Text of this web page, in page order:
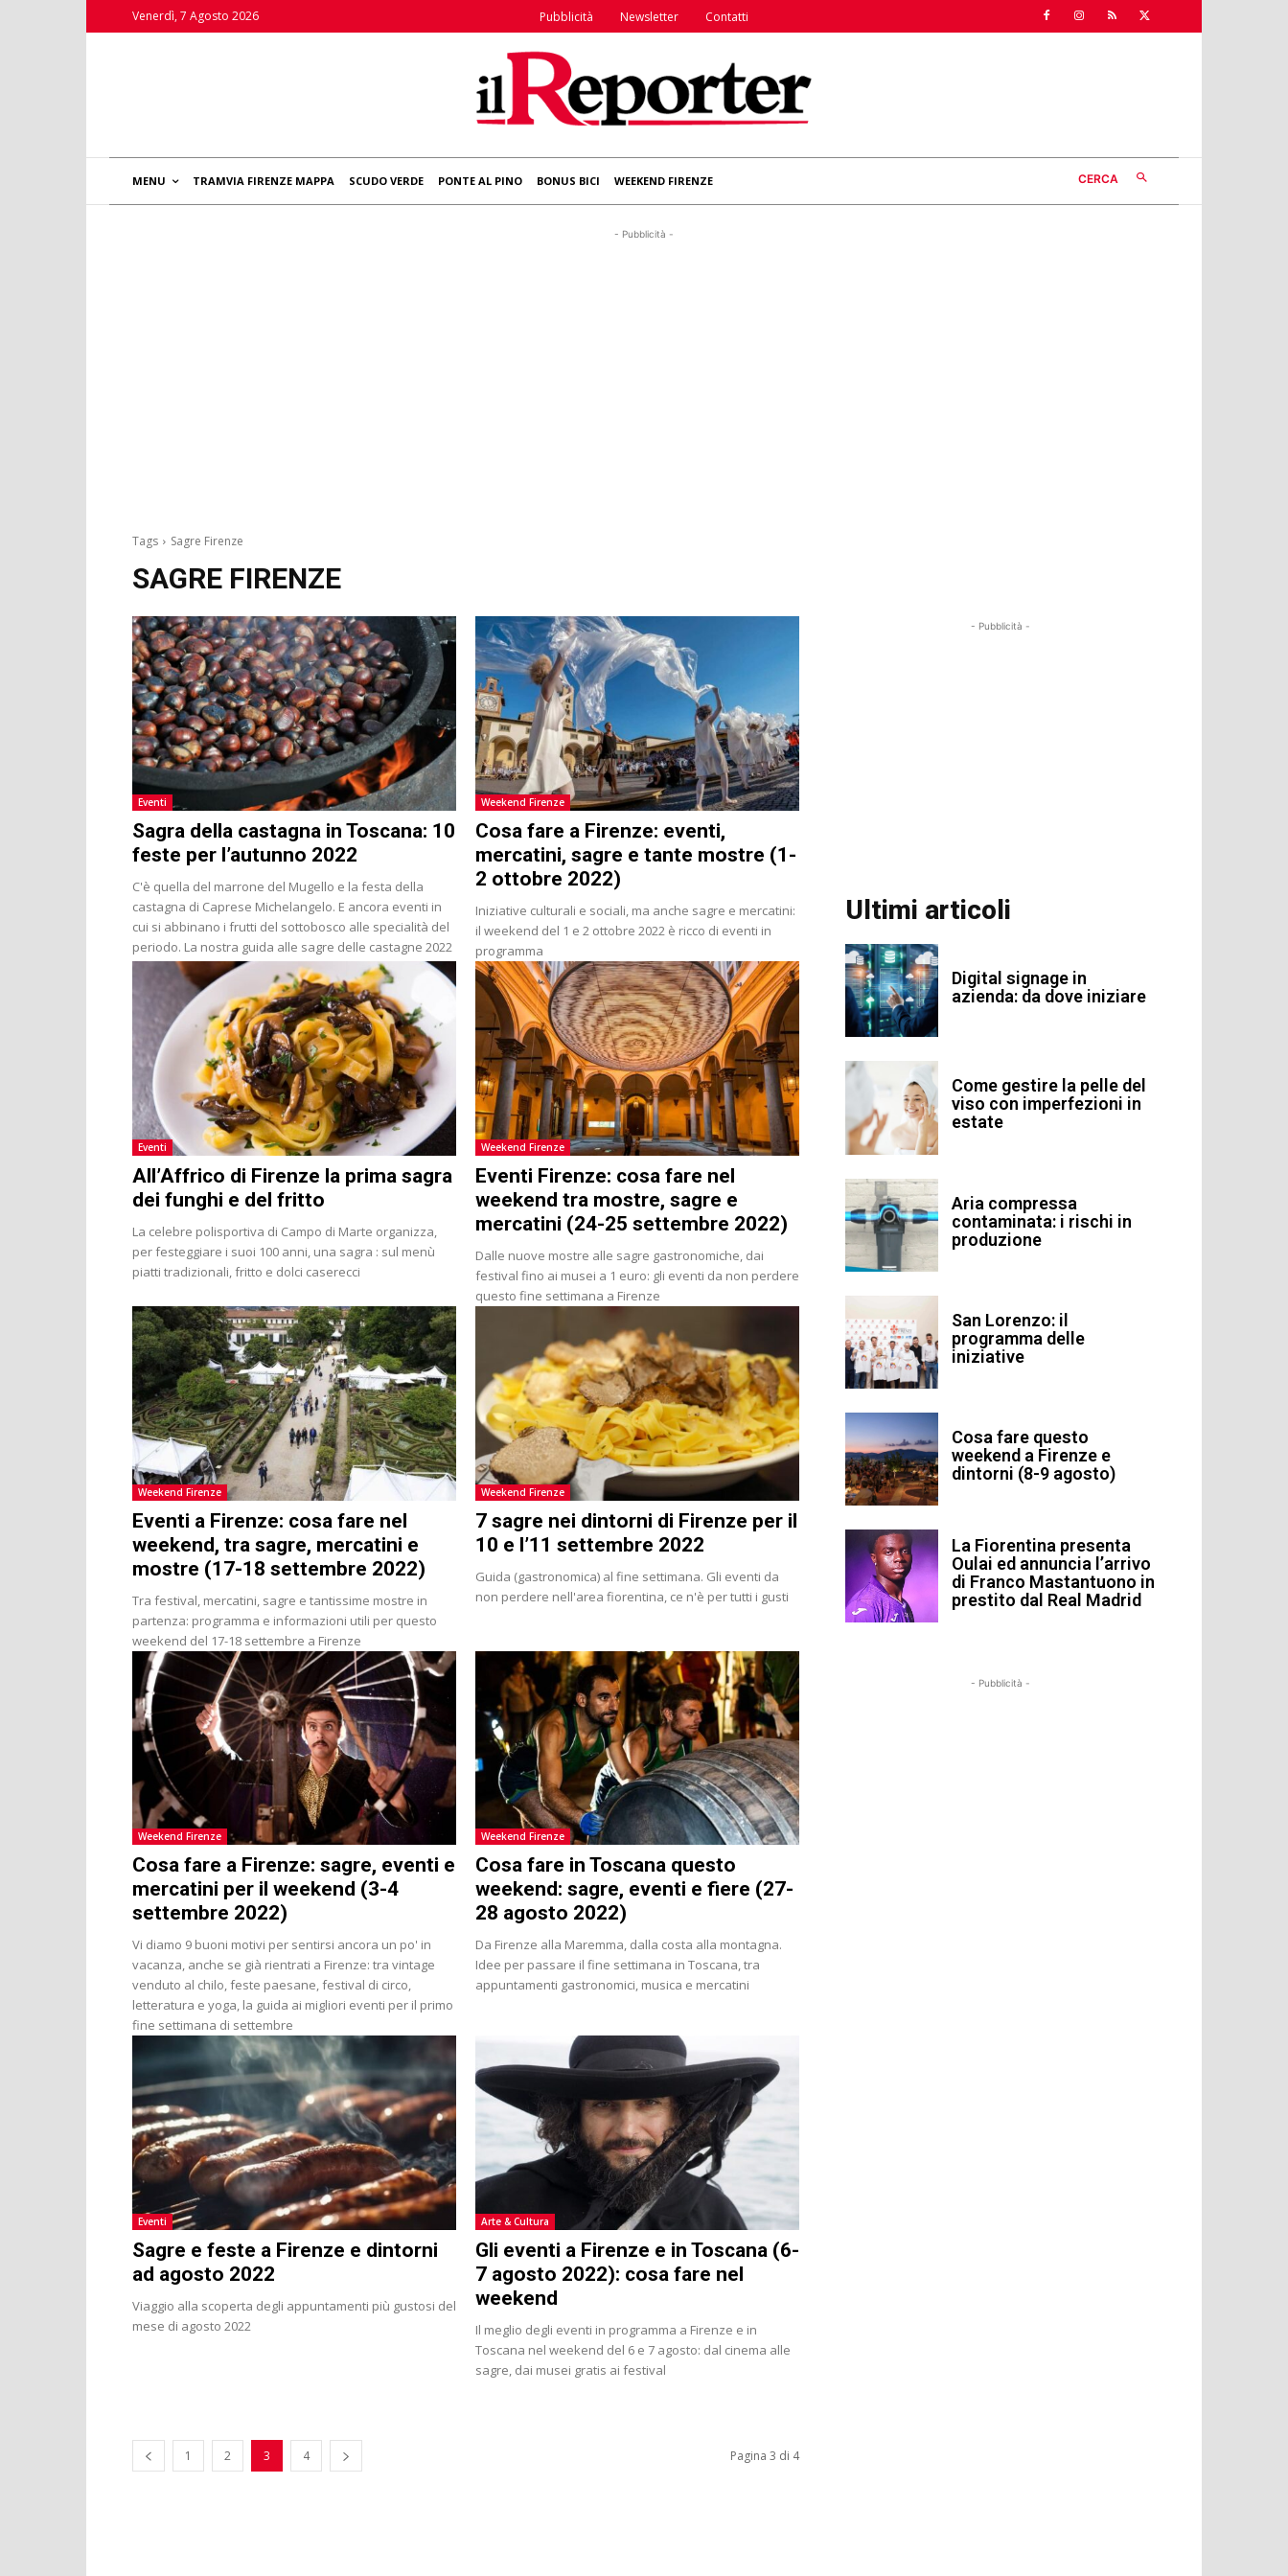
Venerdì, 7 Agosto 2026 Pubblicità Newsletter Contatti
MENU TRAMVIA FIRENZE MAPPA SCUDO VERDE PONTE AL PINO BONUS BICI WEEKEND FIRENZE CERCA
- Pubblicità -
Tags Sagre Firenze
SAGRE FIRENZE
Eventi
Sagra della castagna in Toscana: 10
feste per l’autunno 2022
C'è quella del marrone del Mugello e la festa della
castagna di Caprese Michelangelo. E ancora eventi in
cui si abbinano i frutti del sottobosco alle specialità del
periodo. La nostra guida alle sagre delle castagne 2022
Weekend Firenze
Cosa fare a Firenze: eventi,
mercatini, sagre e tante mostre (1-
2 ottobre 2022)
Iniziative culturali e sociali, ma anche sagre e mercatini:
il weekend del 1 e 2 ottobre 2022 è ricco di eventi in
programma
Eventi
All’Affrico di Firenze la prima sagra
dei funghi e del fritto
La celebre polisportiva di Campo di Marte organizza,
per festeggiare i suoi 100 anni, una sagra : sul menù
piatti tradizionali, fritto e dolci caserecci
Weekend Firenze
Eventi Firenze: cosa fare nel
weekend tra mostre, sagre e
mercatini (24-25 settembre 2022)
Dalle nuove mostre alle sagre gastronomiche, dai
festival fino ai musei a 1 euro: gli eventi da non perdere
questo fine settimana a Firenze
Weekend Firenze
Eventi a Firenze: cosa fare nel
weekend, tra sagre, mercatini e
mostre (17-18 settembre 2022)
Tra festival, mercatini, sagre e tantissime mostre in
partenza: programma e informazioni utili per questo
weekend del 17-18 settembre a Firenze
Weekend Firenze
7 sagre nei dintorni di Firenze per il
10 e l’11 settembre 2022
Guida (gastronomica) al fine settimana. Gli eventi da
non perdere nell'area fiorentina, ce n'è per tutti i gusti
Weekend Firenze
Cosa fare a Firenze: sagre, eventi e
mercatini per il weekend (3-4
settembre 2022)
Vi diamo 9 buoni motivi per sentirsi ancora un po' in
vacanza, anche se già rientrati a Firenze: tra vintage
venduto al chilo, feste paesane, festival di circo,
letteratura e yoga, la guida ai migliori eventi per il primo
fine settimana di settembre
Weekend Firenze
Cosa fare in Toscana questo
weekend: sagre, eventi e fiere (27-
28 agosto 2022)
Da Firenze alla Maremma, dalla costa alla montagna.
Idee per passare il fine settimana in Toscana, tra
appuntamenti gastronomici, musica e mercatini
Eventi
Sagre e feste a Firenze e dintorni
ad agosto 2022
Viaggio alla scoperta degli appuntamenti più gustosi del
mese di agosto 2022
Arte & Cultura
Gli eventi a Firenze e in Toscana (6-
7 agosto 2022): cosa fare nel
weekend
Il meglio degli eventi in programma a Firenze e in
Toscana nel weekend del 6 e 7 agosto: dal cinema alle
sagre, dai musei gratis ai festival
1 2 3 4 Pagina 3 di 4
- Pubblicità -
Ultimi articoli
Digital signage in
azienda: da dove iniziare
Come gestire la pelle del
viso con imperfezioni in
estate
Aria compressa
contaminata: i rischi in
produzione
San Lorenzo: il
programma delle
iniziative
Cosa fare questo
weekend a Firenze e
dintorni (8-9 agosto)
La Fiorentina presenta
Oulai ed annuncia l’arrivo
di Franco Mastantuono in
prestito dal Real Madrid
- Pubblicità -